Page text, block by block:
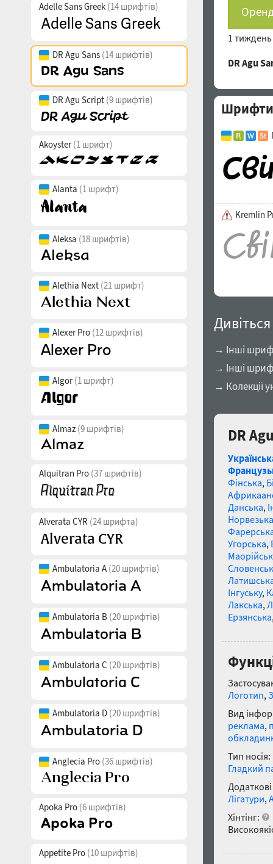
Adelle Sans Greek (14 шрифтів)
DR Agu Sans (14 шрифтів)
DR Agu Script (9 шрифтів)
Akoyster(1 шрифт)
Alanta (1 шрифт)
Aleksa (18 шрифтів)
Alethia Next (21 шрифт)
Alexer Pro (12 шрифтів)
Algor(1 шрифт)
Almaz (9 шрифтів)
Alquitran Pro (37 шрифтів)
Alverata CYR (24 шрифта)
Ambulatoria A (20 шрифтів)
Ambulatoria B (20 шрифтів)
Ambulatoria C (20 шрифтів)
Ambulatoria D (20 шрифтів)
Anglecia Pro (36 шрифтів)
Apoka Pro (6 шрифтів)
Appetite Pro (10 шрифтів)
1
DR Agu
Шрифти
Kremlin
→ Інші
→ Інші
→ Колекції
DR
Фінська,
Данська,
Норвезька
Угорська,
Інгуську,
Лакська,
Ерзянська
Логотип,
Вид
реклама,
Тип носія:
Гладкий
Лігатури,
Хінтінг: